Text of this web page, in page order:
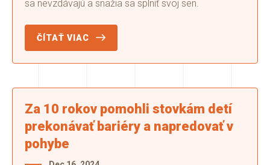
sa nevzdávajú a snažia sa splniť svoj sen.
ČÍTAŤ VIAC
Za 10 rokov pomohli stovkám detí
prekonávať bariéry a napredovať v
pohybe